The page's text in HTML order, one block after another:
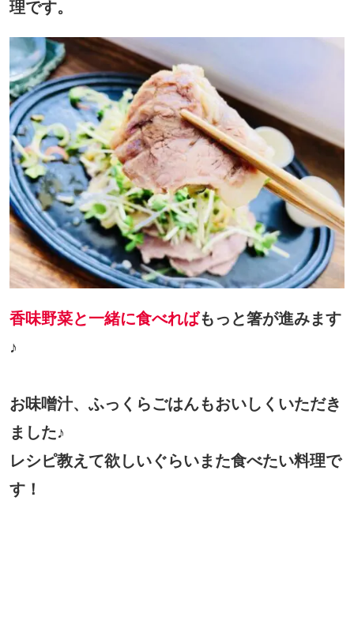
理です。
香味野菜と一緒に食べればもっと箸が進みます
♪
お味噌汁、ふっくらごはんもおいしくいただき
ました♪
レシピ教えて欲しいぐらいまた食べたい料理で
す！